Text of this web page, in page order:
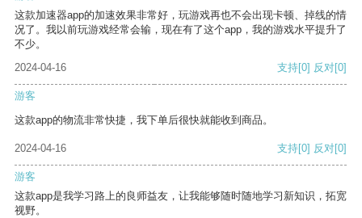
这款加速器app的加速效果非常好，玩游戏再也不会出现卡顿、掉线的情
况了。我以前玩游戏经常会输，现在有了这个app，我的游戏水平提升了
不少。
2024-04-16
支持[0] 反对[0]
游客
这款app的物流非常快捷，我下单后很快就能收到商品。
2024-04-16 支持[0] 反对[0]
游客
这款app是我学习路上的良师益友，让我能够随时随地学习新知识，拓宽
视野。